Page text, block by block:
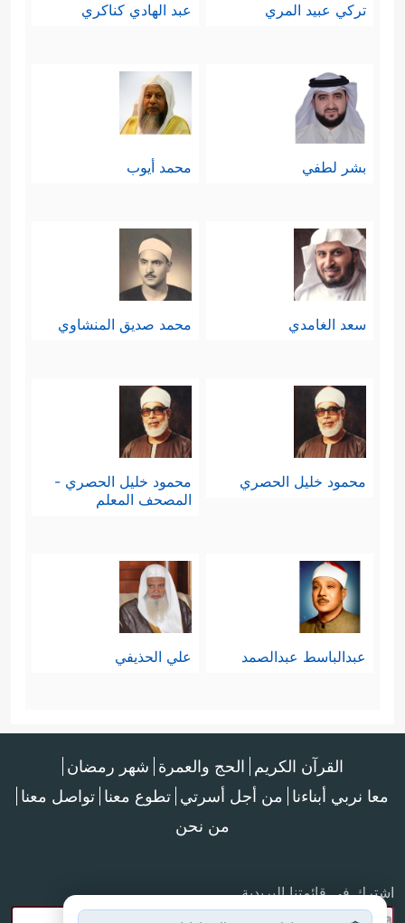
تركي عبيد المري عبد الهادي كناكري
بشر لطفي محمد أيوب
سعد الغامدي محمد صديق المنشاوي
محمود خليل الحصري
محمود خليل الحصري -
المصحف المعلم
عبدالباسط عبدالصمد علي الحذيفي
القرآن الكريم الحج والعمرة شهر رمضان
معا نربي أبناءنا من أجل أسرتي تطوع معنا تواصل معنا
من نحن
اشترك في قائمتنا البريدية